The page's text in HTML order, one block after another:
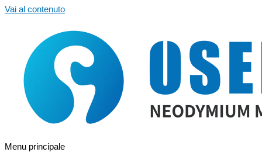
Vai al contenuto
Menu principale